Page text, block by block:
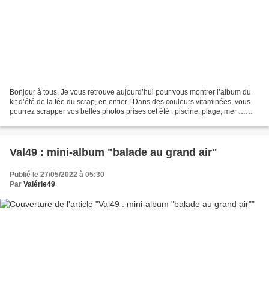
Bonjour à tous, Je vous retrouve aujourd’hui pour vous montrer l’album du
kit d’été de la fée du scrap, en entier ! Dans des couleurs vitaminées, vous
pourrez scrapper vos belles photos prises cet été : piscine, plage, mer …
Val49 : mini-album "balade au grand air"
Publié le 27/05/2022 à 05:30
Par Valérie49